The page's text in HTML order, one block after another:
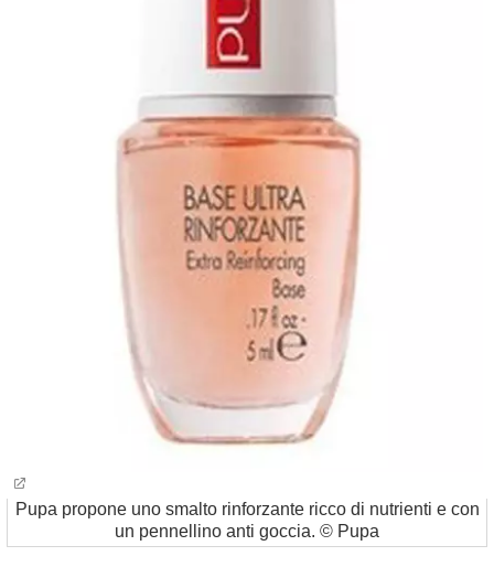
Pupa propone uno smalto rinforzante ricco di nutrienti e con
un pennellino anti goccia. © Pupa